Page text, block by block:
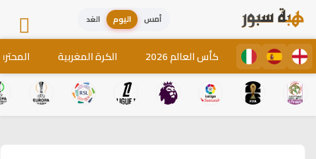
أمس اليوم الغد
كأس العالم 2026 الكرة المغربية